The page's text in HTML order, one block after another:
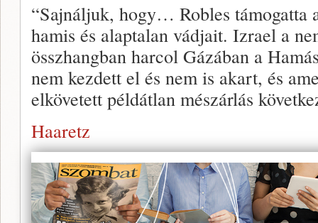
“Sajnáljuk, hogy… Robles támogatta
hamis és alaptalan vádjait. Izrael a
összhangban harcol Gázában a
nem kezdett el és nem is akart, és
elkövetett példátlan mészárlás
Haaretz